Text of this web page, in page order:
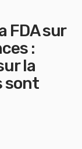
FDA sur
:
la
sont